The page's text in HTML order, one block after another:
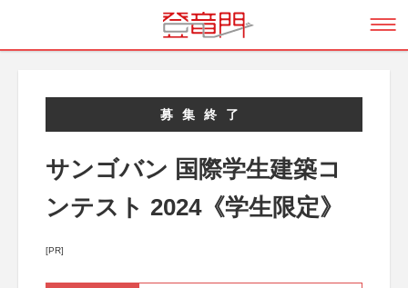
募集終了
サンゴバン 国際学生建築コ
ンテスト 2024《学生限定》
[PR]